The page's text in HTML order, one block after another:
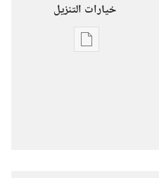
خيارات التنزيل
خيارات